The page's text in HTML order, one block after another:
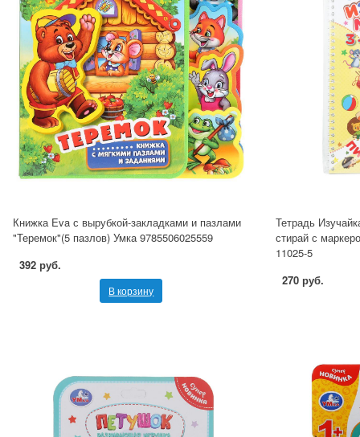
Книжка Eva с вырубкой-закладками и пазлами
"Теремок"(5 пазлов) Умка 9785506025559
392 руб.
В корзину
Тетрадь
стирай с
11025-5
270 руб.